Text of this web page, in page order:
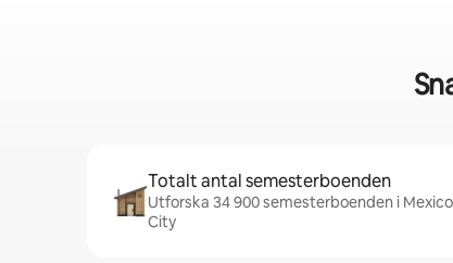
Totalt antal semesterboenden
Utforska 34 900 semesterboenden i Mexico
City